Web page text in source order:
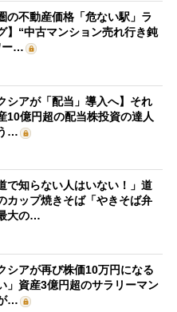
の不動産価格「危ない駅」ラ
】“中古マンション売れ行き鈍
ー…
シアが「配当」導入へ】それ
10億円超の配当株投資の達人
…
で知らない人はいない！」道
カップ焼きそば「やきそば弁
大の…
シアが再び株価10万円になる
」資産3億円超のサラリーマン
…